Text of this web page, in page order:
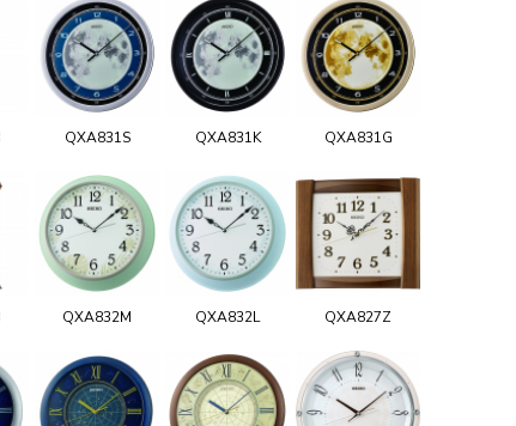
QXA831S QXA831K QXA831G
QXA832M QXA832L QXA827Z